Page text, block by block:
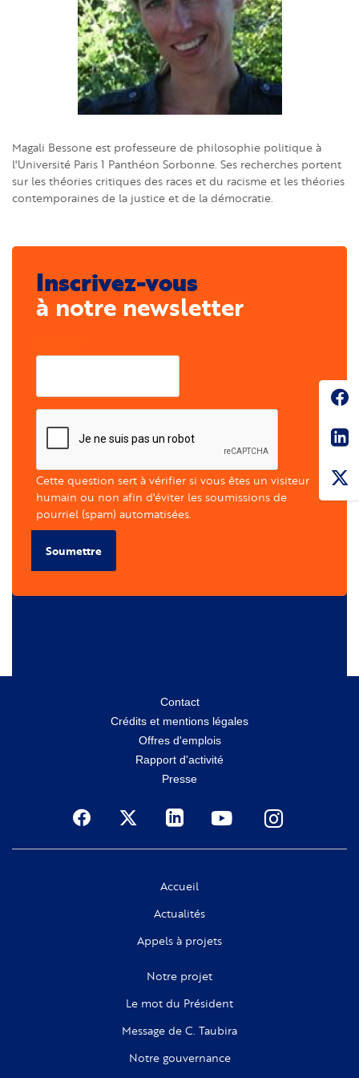
Magali Bessone est professeure de philosophie politique à
l'Université Paris 1 Panthéon Sorbonne. Ses recherches portent
sur les théories critiques des races et du racisme et les théories
contemporaines de la justice et de la démocratie.
Inscrivez-vous
à notre newsletter
Cette question sert à vérifier si vous êtes un visiteur
humain ou non afin d'éviter les soumissions de
pourriel (spam) automatisées.
Soumettre
Contact
Crédits et mentions légales
Offres d'emplois
Rapport d'activité
Presse
Social
Accueil
Actualités
Appels à projets
Notre projet
Le mot du Président
Message de C. Taubira
Notre gouvernance